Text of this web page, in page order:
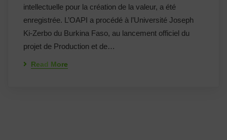
intellectuelle pour la création de la valeur, a été
enregistrée. L’OAPI a procédé à l’Université Joseph
Ki-Zerbo du Burkina Faso, au lancement officiel du
projet de Production et de…
Read More